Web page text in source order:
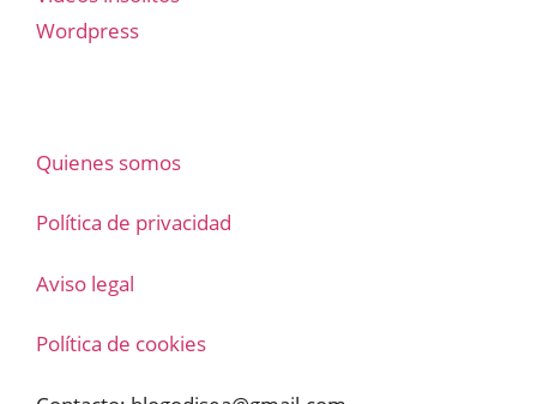
Wordpress
Quienes somos
Política de privacidad
Aviso legal
Política de cookies